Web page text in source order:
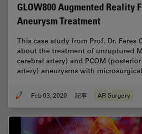
GLOW800 Augmented Reality
Aneurysm Treatment
This case study from Prof. Dr. Feres
about the treatment of unruptured
cerebral artery) and PCOM
artery) aneurysms with
Feb 03, 2020 記事 AR Surgery